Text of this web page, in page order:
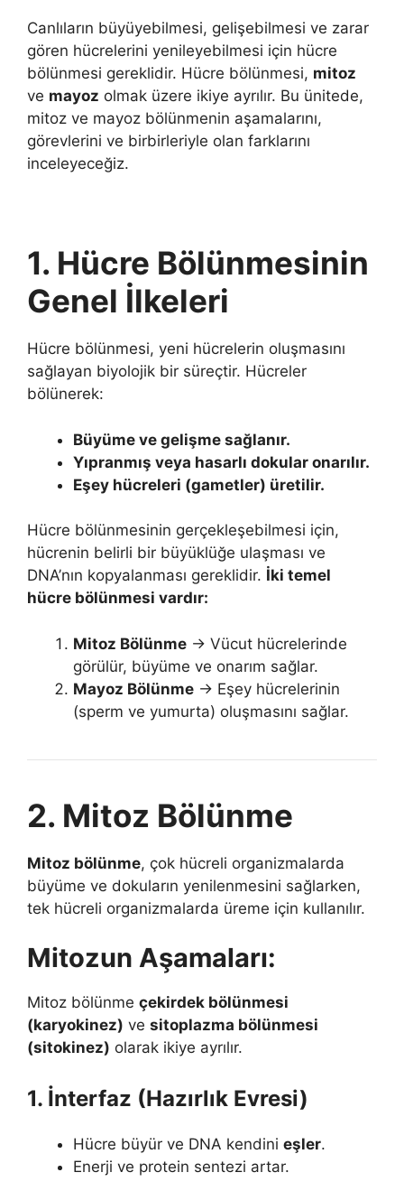
Canlıların büyüyebilmesi, gelişebilmesi ve zarar
gören hücrelerini yenileyebilmesi için hücre
bölünmesi gereklidir. Hücre bölünmesi, mitoz
ve mayoz olmak üzere ikiye ayrılır. Bu ünitede,
mitoz ve mayoz bölünmenin aşamalarını,
görevlerini ve birbirleriyle olan farklarını
inceleyeceğiz.
1. Hücre Bölünmesinin
Genel İlkeleri
Hücre bölünmesi, yeni hücrelerin oluşmasını
sağlayan biyolojik bir süreçtir. Hücreler
bölünerek:
Büyüme ve gelişme sağlanır.
Yıpranmış veya hasarlı dokular onarılır.
Eşey hücreleri (gametler) üretilir.
Hücre bölünmesinin gerçekleşebilmesi için,
hücrenin belirli bir büyüklüğe ulaşması ve
DNA’nın kopyalanması gereklidir. İki temel
hücre bölünmesi vardır:
Mitoz Bölünme → Vücut hücrelerinde
görülür, büyüme ve onarım sağlar.
Mayoz Bölünme → Eşey hücrelerinin
(sperm ve yumurta) oluşmasını sağlar.
2. Mitoz Bölünme
Mitoz bölünme, çok hücreli organizmalarda
büyüme ve dokuların yenilenmesini sağlarken,
tek hücreli organizmalarda üreme için kullanılır.
Mitozun Aşamaları:
Mitoz bölünme çekirdek bölünmesi
(karyokinez) ve sitoplazma bölünmesi
(sitokinez) olarak ikiye ayrılır.
1. İnterfaz (Hazırlık Evresi)
Hücre büyür ve DNA kendini eşler.
Enerji ve protein sentezi artar.